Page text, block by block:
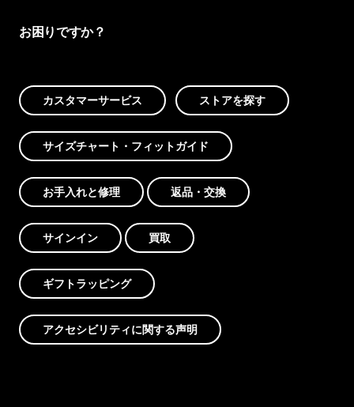
お困りですか？
カスタマーサービス ストアを探す
サイズチャート・フィットガイド
お手入れと修理 返品・交換
サインイン 買取
ギフトラッピング
アクセシビリティに関する声明